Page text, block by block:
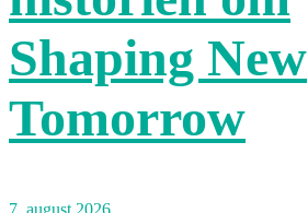
Shaping New
Tomorrow